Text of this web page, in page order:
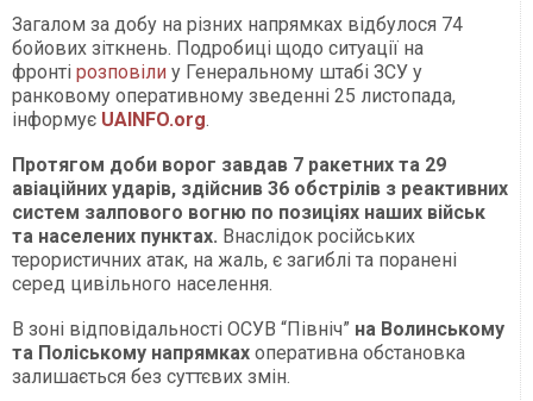
Загалом за добу на різних напрямках відбулося 74
бойових зіткнень. Подробиці щодо ситуації на
фронті розповіли у Генеральному штабі ЗСУ у
ранковому оперативному зведенні 25 листопада,
інформує UAINFO.org.
Протягом доби ворог завдав 7 ракетних та 29
авіаційних ударів, здійснив 36 обстрілів з реактивних
систем залпового вогню по позиціях наших військ
та населених пунктах. Внаслідок російських
терористичних атак, на жаль, є загиблі та поранені
серед цивільного населення.
В зоні відповідальності ОСУВ “Північ” на Волинському
та Поліському напрямках оперативна обстановка
залишається без суттєвих змін.